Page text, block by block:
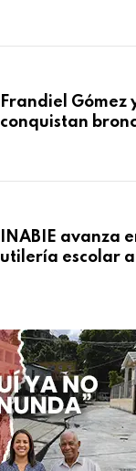
Frandiel Gómez
conquistan
INABIE avanza
utilería escolar